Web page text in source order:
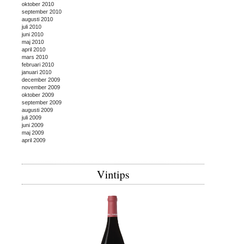
oktober 2010
september 2010
augusti 2010
juli 2010
juni 2010
maj 2010
april 2010
mars 2010
februari 2010
januari 2010
december 2009
november 2009
oktober 2009
september 2009
augusti 2009
juli 2009
juni 2009
maj 2009
april 2009
Vintips